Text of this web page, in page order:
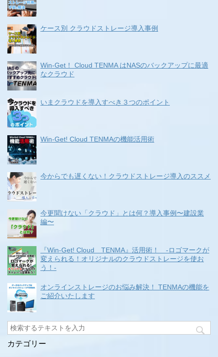
ケース別 クラウドストレージ導入事例
Win-Get！ Cloud TENMA はNASのバックアップに最適
なクラウド
いまクラウドを導入すべき３つのポイント
Win-Get! Cloud TENMAの機能活用術
今からでも遅くない！クラウドストレージ導入のススメ
今更聞けない「クラウド」とは何？導入事例〜建設業
編〜
『Win-Get! Cloud TENMA』活用術！ -ロゴマークが
変えられる！オリジナルのクラウドストレージを使お
う！-
オンラインストレージのお悩み解決！ TENMAの機能を
ご紹介いたします
カテゴリー